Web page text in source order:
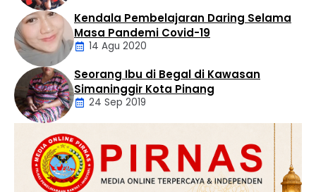
Daerah
Artikel
Kendala Pembelajaran Daring Selama
Masa Pandemi Covid-19
14 Agu 2020
Daerah
Hukum
Kriminal
Labusel
Seorang Ibu di Begal di Kawasan
Simaninggir Kota Pinang
24 Sep 2019